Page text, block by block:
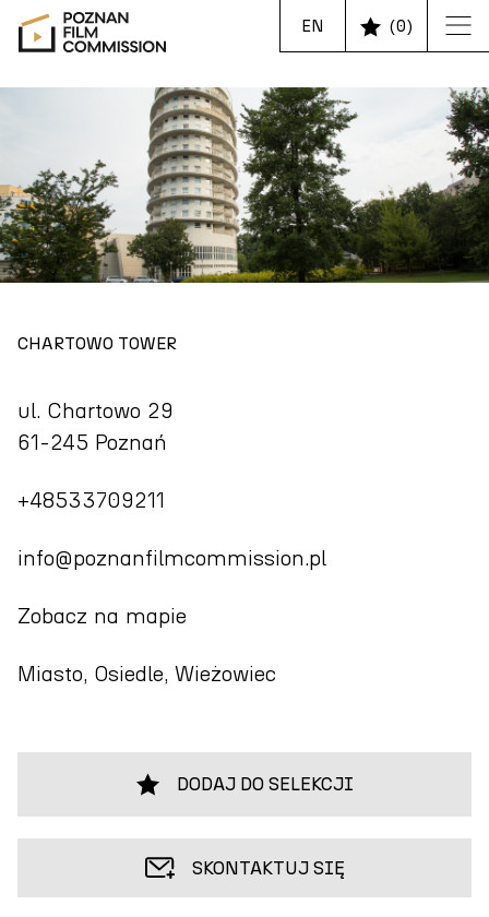
EN (0)
CHARTOWO TOWER
ul. Chartowo 29
61-245 Poznań
+48533709211
info@poznanfilmcommission.pl
Zobacz na mapie
Miasto, Osiedle, Wieżowiec
DODAJ DO SELEKCJI
SKONTAKTUJ SIĘ